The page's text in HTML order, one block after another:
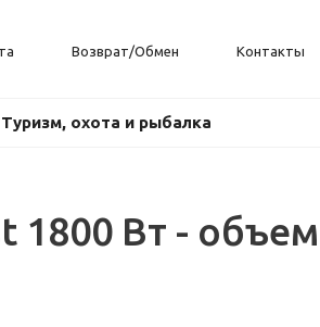
Возврат/Обмен Контакты
Туризм, охота и рыбалка
Вт - объем